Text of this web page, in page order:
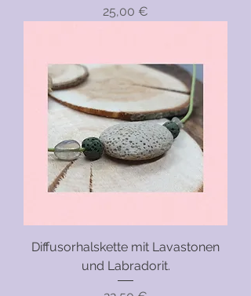
Preis
25,00 €
Diffusorhalskette mit Lavastonen
und Labradorit.